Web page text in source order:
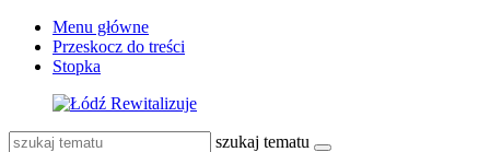
Menu główne
Przeskocz do treści
Stopka
szukaj tematu